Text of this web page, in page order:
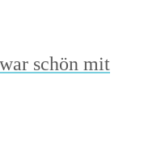
schön mit